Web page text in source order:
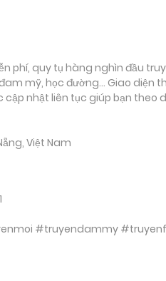
phí, quy tụ hàng nghìn đầu
mỹ, học đường… Giao diện
nhật liên tục giúp bạn theo
Việt Nam
#truyendammy